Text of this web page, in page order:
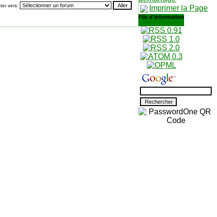
vers:
Imprimer la Page
Fils d'information